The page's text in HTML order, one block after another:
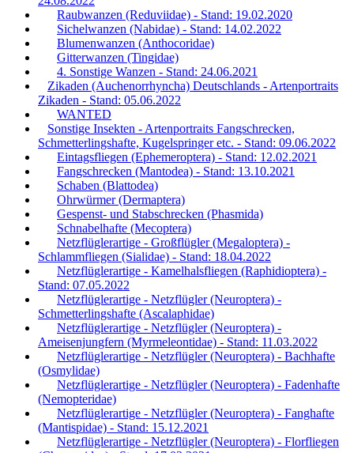
Raubwanzen (Reduviidae) - Stand: 19.02.2020
Sichelwanzen (Nabidae) - Stand: 14.02.2022
Blumenwanzen (Anthocoridae)
Gitterwanzen (Tingidae)
4. Sonstige Wanzen - Stand: 24.06.2021
Zikaden (Auchenorrhyncha) Deutschlands - Artenportraits
Zikaden - Stand: 05.06.2022
WANTED
Sonstige Insekten - Artenportraits Fangschrecken,
Schmetterlingshafte, Kugelspringer etc. - Stand: 09.06.2022
Eintagsfliegen (Ephemeroptera) - Stand: 12.02.2021
Fangschrecken (Mantodea) - Stand: 13.10.2021
Schaben (Blattodea)
Ohrwürmer (Dermaptera)
Gespenst- und Stabschrecken (Phasmida)
Schnabelhafte (Mecoptera)
Netzflüglerartige - Großflügler (Megaloptera) -
Schlammfliegen (Sialidae) - Stand: 18.04.2022
Netzflüglerartige - Kamelhalsfliegen (Raphidioptera) -
Stand: 07.05.2022
Netzflüglerartige - Netzflügler (Neuroptera) -
Schmetterlingshafte (Ascalaphidae)
Netzflüglerartige - Netzflügler (Neuroptera) -
Ameisenjungfern (Myrmeleontidae) - Stand: 11.03.2022
Netzflüglerartige - Netzflügler (Neuroptera) - Bachhafte
(Osmylidae)
Netzflüglerartige - Netzflügler (Neuroptera) - Fadenhafte
(Nemopteridae)
Netzflüglerartige - Netzflügler (Neuroptera) - Fanghafte
(Mantispidae) - Stand: 15.12.2021
Netzflüglerartige - Netzflügler (Neuroptera) - Florfliegen